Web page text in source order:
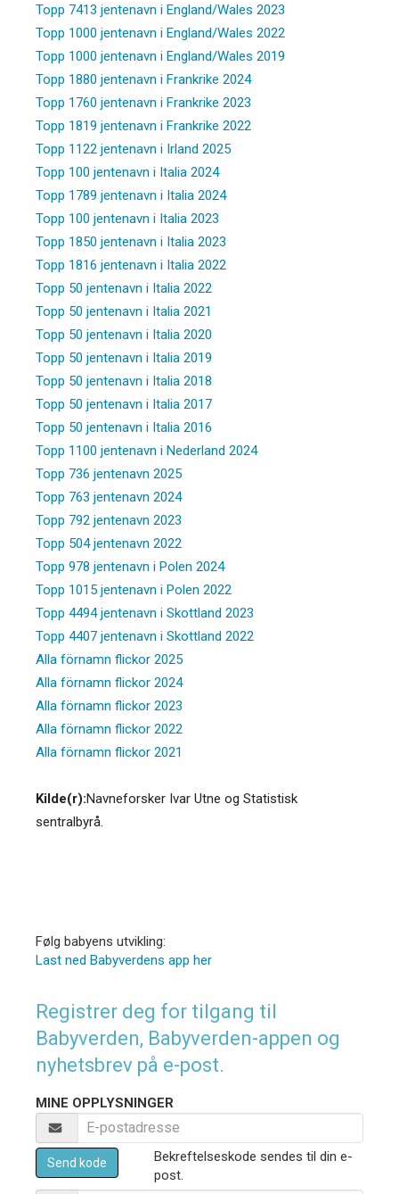
Topp 7413 jentenavn i England/Wales 2023
Topp 1000 jentenavn i England/Wales 2022
Topp 1000 jentenavn i England/Wales 2019
Topp 1880 jentenavn i Frankrike 2024
Topp 1760 jentenavn i Frankrike 2023
Topp 1819 jentenavn i Frankrike 2022
Topp 1122 jentenavn i Irland 2025
Topp 100 jentenavn i Italia 2024
Topp 1789 jentenavn i Italia 2024
Topp 100 jentenavn i Italia 2023
Topp 1850 jentenavn i Italia 2023
Topp 1816 jentenavn i Italia 2022
Topp 50 jentenavn i Italia 2022
Topp 50 jentenavn i Italia 2021
Topp 50 jentenavn i Italia 2020
Topp 50 jentenavn i Italia 2019
Topp 50 jentenavn i Italia 2018
Topp 50 jentenavn i Italia 2017
Topp 50 jentenavn i Italia 2016
Topp 1100 jentenavn i Nederland 2024
Topp 736 jentenavn 2025
Topp 763 jentenavn 2024
Topp 792 jentenavn 2023
Topp 504 jentenavn 2022
Topp 978 jentenavn i Polen 2024
Topp 1015 jentenavn i Polen 2022
Topp 4494 jentenavn i Skottland 2023
Topp 4407 jentenavn i Skottland 2022
Alla förnamn flickor 2025
Alla förnamn flickor 2024
Alla förnamn flickor 2023
Alla förnamn flickor 2022
Alla förnamn flickor 2021
Kilde(r):Navneforsker Ivar Utne og Statistisk
sentralbyrå.
Følg babyens utvikling:
Last ned Babyverdens app her
Registrer deg for tilgang til
Babyverden, Babyverden-appen og
nyhetsbrev på e-post.
MINE OPPLYSNINGER
Send kode
Bekreftelseskode sendes til din e-
post.